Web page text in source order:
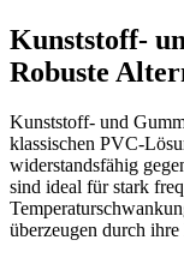
Kunststoff-
Robuste
Kunststoff- und
klassischen PVC-
widerstandsfähig
sind ideal für stark
überzeugen durch